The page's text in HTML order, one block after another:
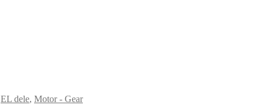
EL dele, Motor - Gear